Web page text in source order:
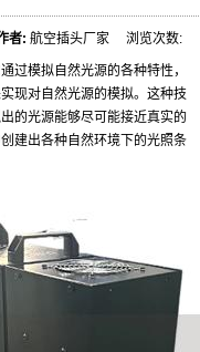
者: 航空插头厂家 浏览次数:
过模拟自然光源的各种特性，
现对自然光源的模拟。这种技
的光源能够尽可能接近真实的
建出各种自然环境下的光照条